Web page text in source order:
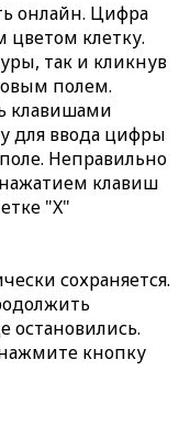
онлайн. Цифра
цветом клетку.
так и кликнув
полем.
клавишами
для ввода цифры
Неправильно
клавиш
"X"
сохраняется.
остановились.
кнопку